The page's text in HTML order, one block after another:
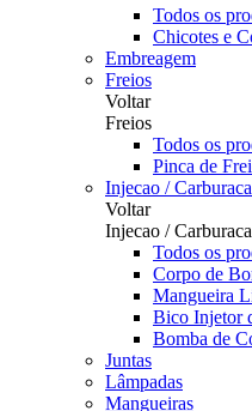
Todos os
Chicotes e
Embreagem
Freios
Voltar
Freios
Todos os
Pinca de
Injecao /
Voltar
Injecao /
Todos os
Corpo de
Mangueira
Bico Injetor
Bomba de
Juntas
Lâmpadas
Mangueiras